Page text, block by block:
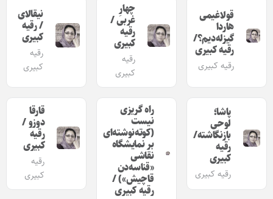
قولاغیمی
هاردا
گیزله‌دیم؟/
رقیه کبیری
رقیه کبیری
چهارِ
غربی /
رقیه
کبیری
رقیه
کبیری
نیقالای
/ رقیه
کبیری
رقیه
کبیری
پاشا؛
لوحی
بازنگاشته/
رقیه
کبیری
رقیه کبیری
راه گریزی
نیست
(کوته‌نوشته‌ای
بر نمایشگاه
نقاشی
«قناسه‌دن
قاچیش») /
رقیه کبیری
قارقا
دوزو /
رقیه
کبیری
رقیه
کبیری